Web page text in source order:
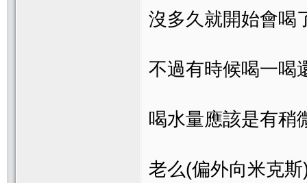
沒多久就開始會喝
不過有時候喝一喝
喝水量應該是有稍
老么(偏外向米克